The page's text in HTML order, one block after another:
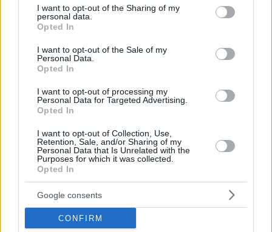
not limited to your visit or usage behaviour. You may click to
grant or deny consent to Google and its third-party tags to
use your data for below specified purposes in below Google
consent section.
I want to opt-out of the Sharing of my
personal data.
Opted In
I want to opt-out of the Sale of my
Personal Data.
Opted In
I want to opt-out of processing my
Personal Data for Targeted Advertising.
Opted In
I want to opt-out of Collection, Use,
Retention, Sale, and/or Sharing of my
Personal Data that Is Unrelated with the
Purposes for which it was collected.
Opted In
Google consents
CONFIRM
Το car sharing ήρθε για να αλλάξει τη μετακίνηση στην
πόλη
Η Αθήνα μάς προκαλεί να κινούμαστε έξυπνα,
γρήγορα και χωρίς δεσμεύσεις. Κι εκεί ακριβώς
έρχεται η λύση που αλλάζει τα πάντα: το Avis Car
19.05.2025, 10:51